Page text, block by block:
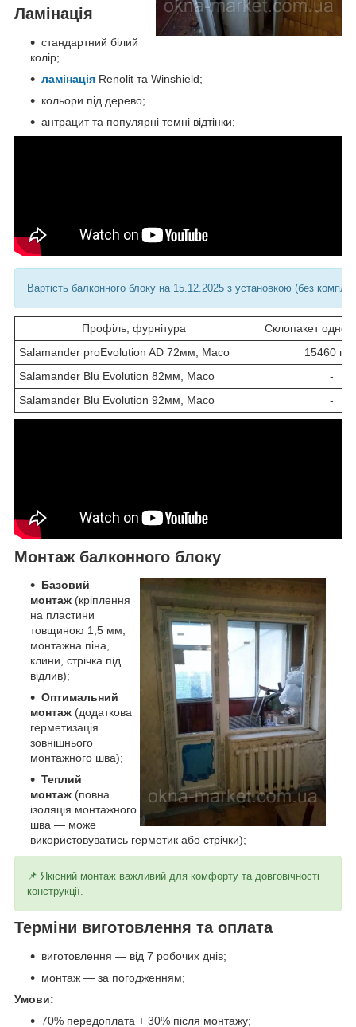
Ламінація
стандартний білий
колір;
ламінація Renolit та Winshield;
кольори під дерево;
антрацит та популярні темні відтінки;
Вартість балконного блоку на 15.12.2025 з установкою (без
Профіль, фурнітура
Склопакет
Salamander proEvolution AD 72мм, Maco
15460
Salamander Blu Evolution 82мм, Maco
-
Salamander Blu Evolution 92мм, Maco
-
Монтаж балконного блоку
Базовий
монтаж (кріплення
на пластини
товщиною 1,5 мм,
монтажна піна,
клини, стрічка під
відлив);
Оптимальний
монтаж (додаткова
герметизація
зовнішнього
монтажного шва);
Теплий
монтаж (повна
ізоляція монтажного
шва — може
використовуватись герметик або стрічки);
📌 Якісний монтаж важливий для комфорту та довговічності
конструкції.
Терміни виготовлення та оплата
виготовлення — від 7 робочих днів;
монтаж — за погодженням;
Умови:
70% передоплата + 30% після монтажу;